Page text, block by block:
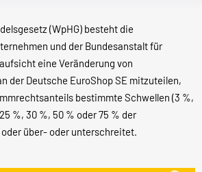
(WpHG) besteht die
und der Bundesanstalt für
eine Veränderung von
der Deutsche EuroShop SE mitzuteilen,
bestimmte Schwellen (3 %,
%, 30 %, 50 % oder 75 % der
über- oder unterschreitet.